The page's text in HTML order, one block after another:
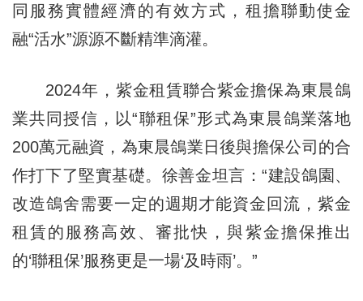
同服務實體經濟的有效方式，租擔聯動使金
融“活水”源源不斷精準滴灌。
2024年，紫金租賃聯合紫金擔保為東晨鴿
業共同授信，以“聯租保”形式為東晨鴿業落地
200萬元融資，為東晨鴿業日後與擔保公司的合
作打下了堅實基礎。徐善金坦言：“建設鴿園、
改造鴿舍需要一定的週期才能資金回流，紫金
租賃的服務高效、審批快，與紫金擔保推出
的‘聯租保’服務更是一場‘及時雨’。”